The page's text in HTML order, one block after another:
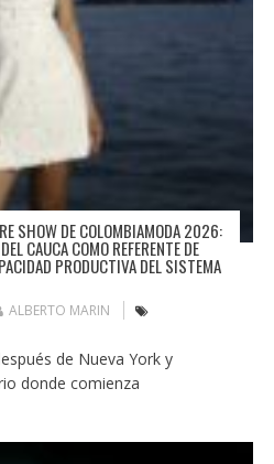
SHOW DE COLOMBIAMODA 2026:
CAUCA COMO REFERENTE DE
PRODUCTIVA DEL SISTEMA
ALBERTO MARIN
de Nueva York y
donde comienza